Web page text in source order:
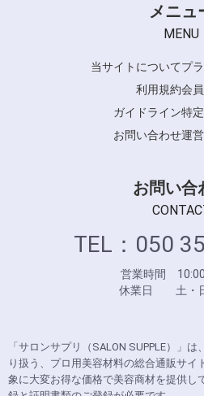
メニュ
MENU
当サイトについてプ
利用規約会
ガイドライン特
お問い合わせ運
お問い合
TEL：050
営業時間
休業日 土・
「サロンサプリ（SALON SUPPLE）」
り扱う、プロ用美容材料の総合通販サイ
象に大変お得な価格で美容商材を提供し